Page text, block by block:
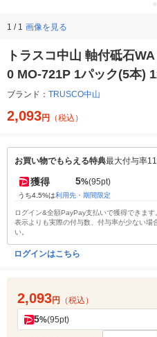
1 / 1 画像を見る
トラスコ中山 軸付砥石
0 MO-721P 1パック(5本)
ブランド： TRUSCO中山
2,093円 （税込）
お買い物でもらえる特典最大付与率
獲得 5%(95pt)
うち4.5%は利用先・期間限定
ログイン&全額PayPay支払いで獲得できま
表示よりも実際の付与数、付与率が少ない場
い。
ログインはこちら
2,093円 （税込）
5%(95pt)